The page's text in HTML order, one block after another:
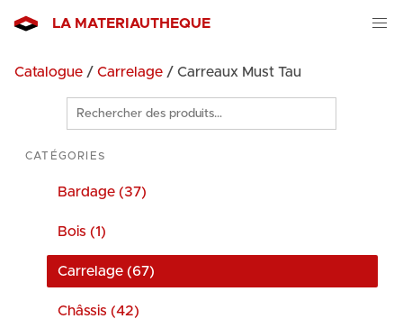
LA MATERIAUTHEQUE
Catalogue / Carrelage / Carreaux Must Tau
Rechercher
des
produits
CATÉGORIES
Bardage (37)
Bois (1)
Carrelage (67)
Châssis (42)